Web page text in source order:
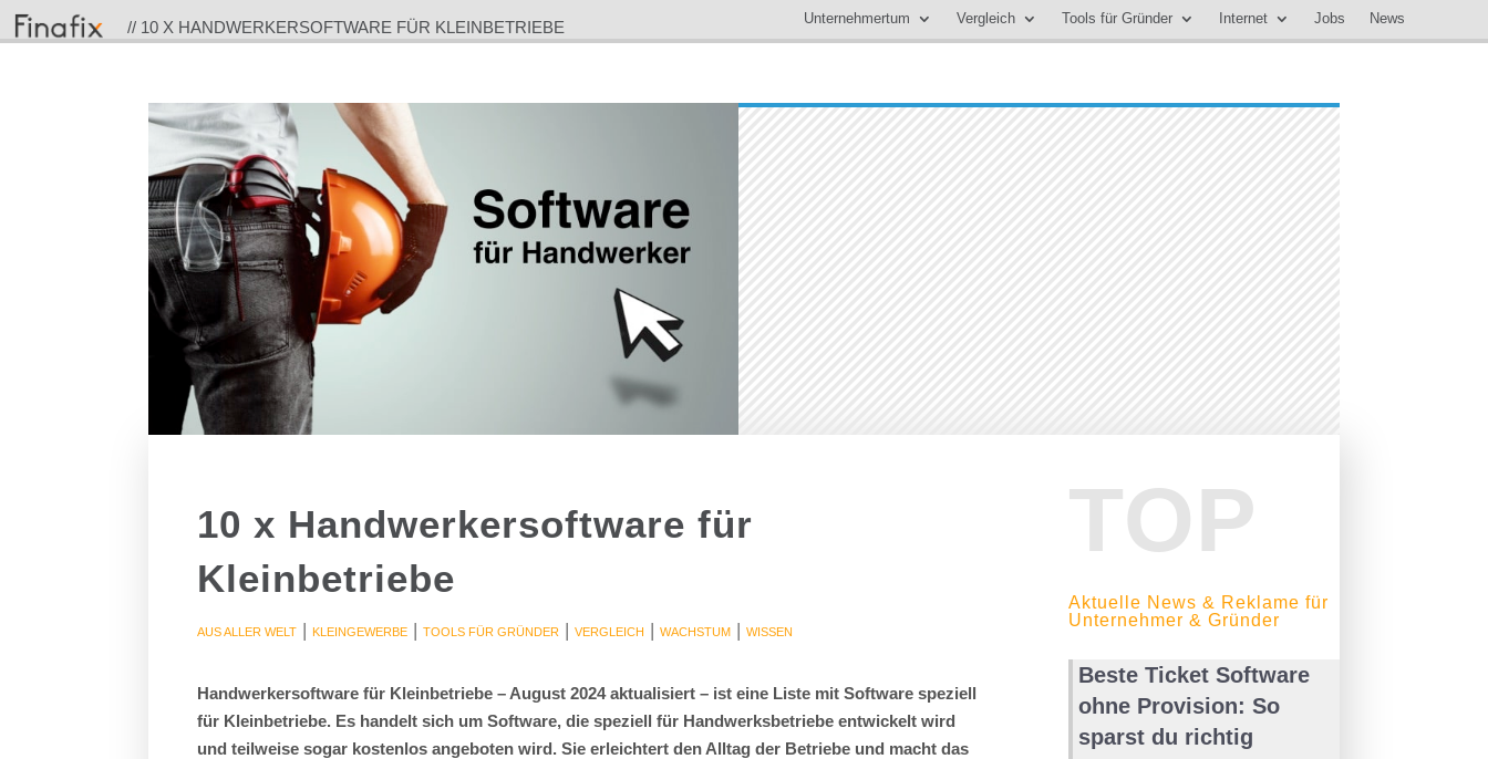
// 10 X HANDWERKERSOFTWARE FÜR KLEINBETRIEBE Unternehmertum Vergleich Tools für Gründer Internet Jobs News
10 x Handwerkersoftware für
Kleinbetriebe
AUS ALLER WELT |KLEINGEWERBE |TOOLS FÜR GRÜNDER |VERGLEICH |WACHSTUM |WISSEN
Handwerkersoftware für Kleinbetriebe – August 2024 aktualisiert – ist eine Liste mit Software speziell
für Kleinbetriebe. Es handelt sich um Software, die speziell für Handwerksbetriebe entwickelt wird
und teilweise sogar kostenlos angeboten wird. Sie erleichtert den Alltag der Betriebe und macht das
TOP
Aktuelle News & Reklame für
Unternehmer & Gründer
Beste Ticket Software
ohne Provision: So
sparst du richtig